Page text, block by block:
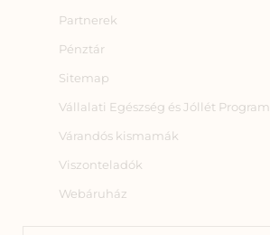
Partnerek
Pénztár
Sitemap
Vállalati Egészség és Jóllét Program
Várandós kismamák
Viszonteladók
Webáruház